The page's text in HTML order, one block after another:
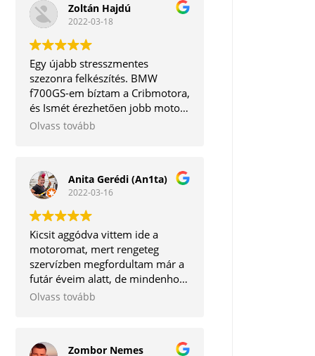
Zoltán Hajdú
2022-03-18
Egy újabb stresszmentes
szezonra felkészítés. BMW
f700GS-em bíztam a Cribmotora,
és Ismét érezhetően jobb motort
kaptam vissza. A legjobb, hogy a
egyben minden törődést
megkapott egy helyen.
Köszönöm mégegyszer!
Olvass tovább
Anita Gerédi (An1ta)
2022-03-16
Kicsit aggódva vittem ide a
motoromat, mert rengeteg
szervízben megfordultam már a
futár éveim alatt, de mindenhol
vagy lehúzás van, vagy kontár
nem lett kész 1 nap alatt a
Olvass tovább
Zombor Nemes